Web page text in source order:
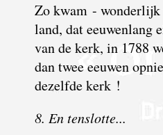
Zo kwam -
land, dat eeuwenlang
van de kerk, in 1788
dan twee eeuwen
dezelfde kerk !
8. En tenslotte...